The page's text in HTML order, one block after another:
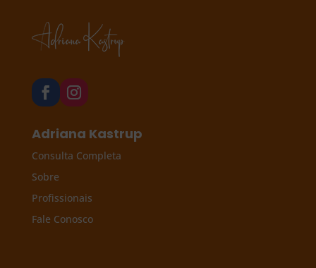
Adriana Kastrup
Consulta Completa
Sobre
Profissionais
Fale Conosco